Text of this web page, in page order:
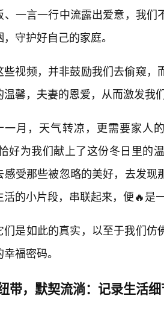
、一言一行中流露出爱意，我
守护好自己的家庭。
些视频，并非鼓励我们去偷窥，
温馨，夫妻的恩爱，从而激发我
一月，天气转凉，更需要家人
好为我们献上了这份冬日里的
感受那些被忽略的美好，去发
活的小片段，串联起来，便🔥是
们是如此的真实，以至于我们
福密码。
带，默契流淌：记录生活